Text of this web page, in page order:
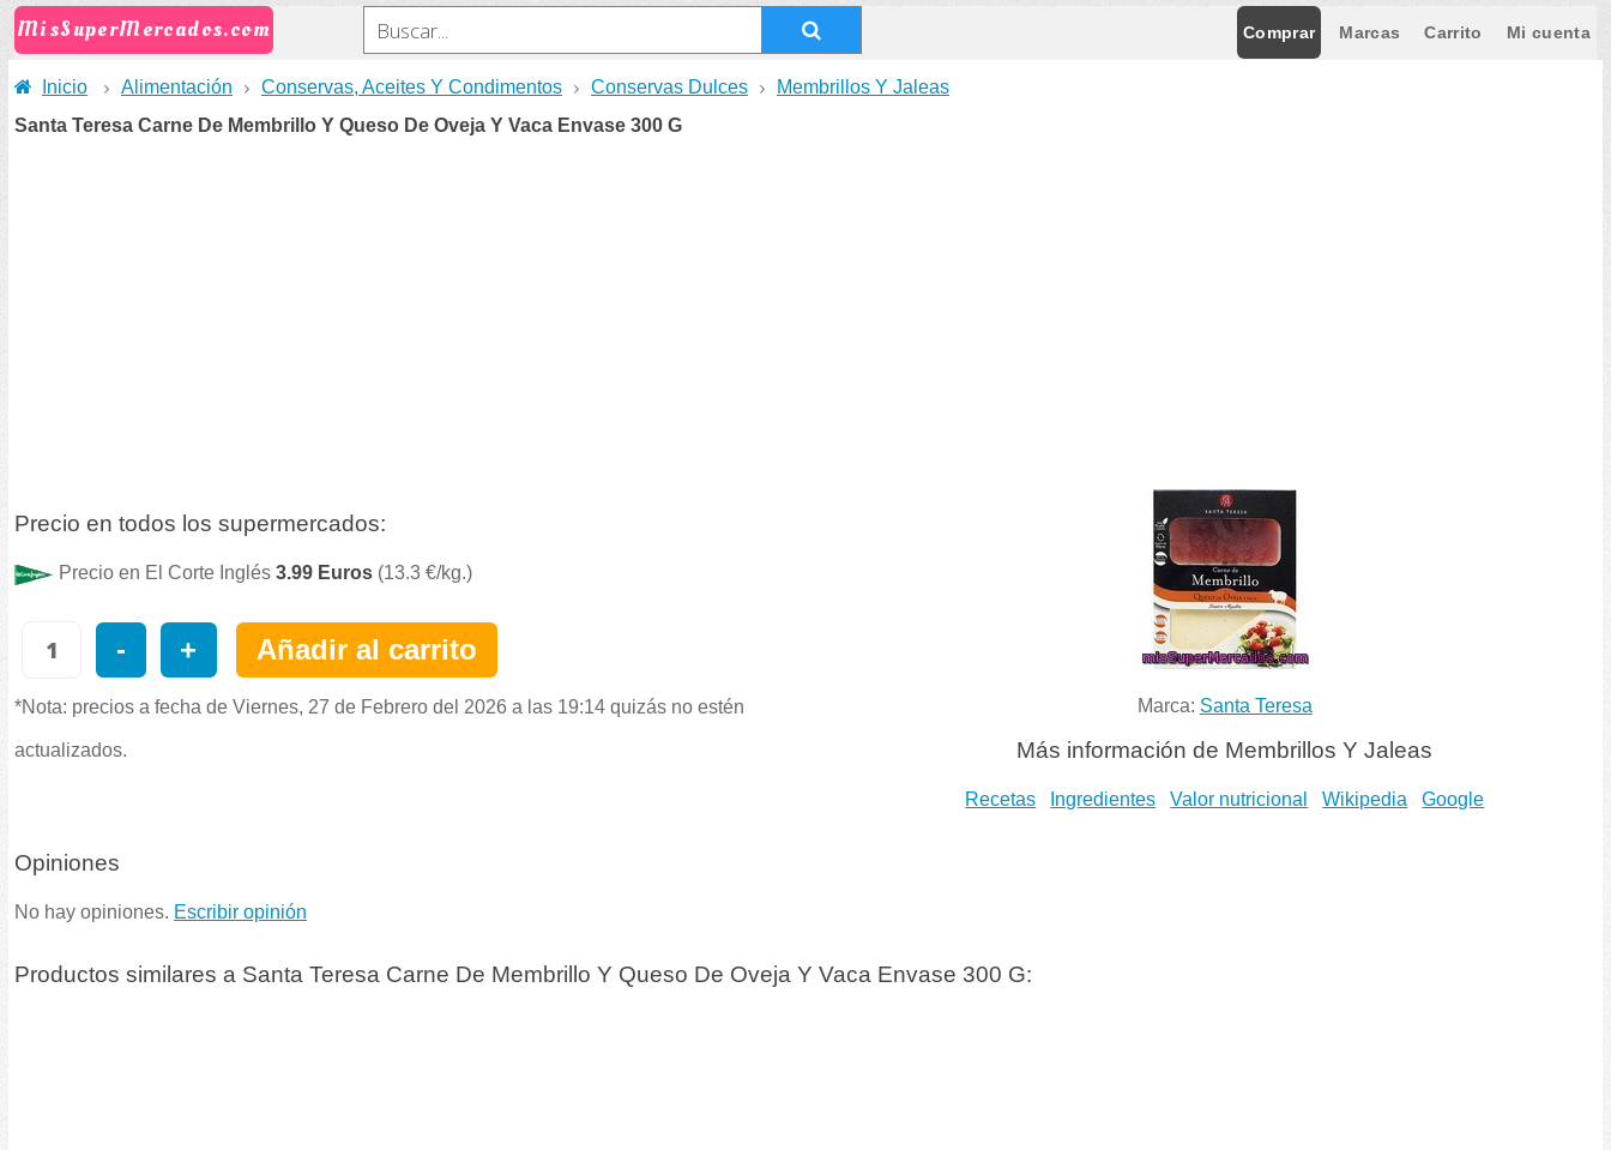
MisSuperMercados.com Comprar Marcas Carrito Mi cuenta
Inicio Alimentación Conservas, Aceites Y Condimentos Conservas Dulces
Membrillos Y Jaleas
Santa Teresa Carne De Membrillo Y Queso De Oveja Y Vaca Envase 300 G
Marca: Santa Teresa
Más información de Membrillos Y Jaleas
Recetas Ingredientes Valor nutricional Wikipedia Google
Precio en todos los supermercados:
Precio en El Corte Inglés 3.99 Euros (13.3 €/kg.)
- + Añadir al carrito
*Nota: precios a fecha de Viernes, 27 de Febrero del 2026 a las 19:14 quizás no estén
actualizados.
Opiniones
No hay opiniones. Escribir opinión
Productos similares a Santa Teresa Carne De Membrillo Y Queso De Oveja Y Vaca Envase 300 G: